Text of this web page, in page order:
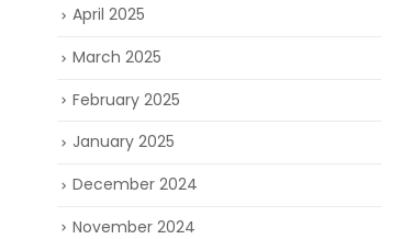
April 2025
March 2025
February 2025
January 2025
December 2024
November 2024